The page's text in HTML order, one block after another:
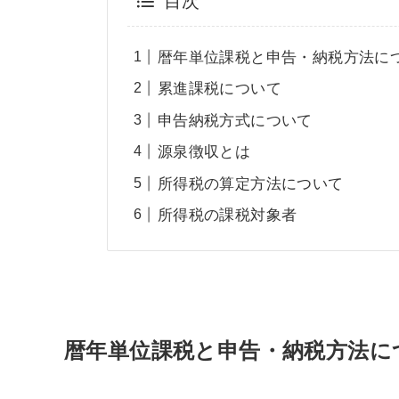
暦年単位課税と申告・納税方法に
累進課税について
申告納税方式について
源泉徴収とは
所得税の算定方法について
所得税の課税対象者
暦年単位課税と申告・納税方法に